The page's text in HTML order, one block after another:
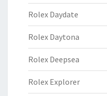
Rolex Daydate
Rolex Daytona
Rolex Deepsea
Rolex Explorer